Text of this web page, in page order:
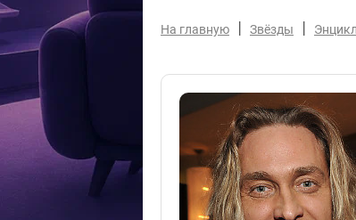
На главную | Звёзды |